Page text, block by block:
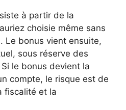
à partir de la
choisie même sans
Le bonus vient ensuite,
sous réserve des
le bonus devient la
compte, le risque est de
fiscalité et la